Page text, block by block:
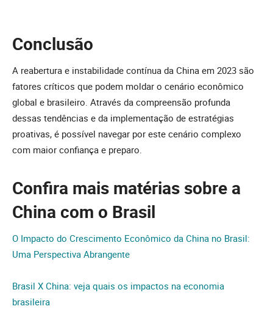
Conclusão
A reabertura e instabilidade contínua da China em 2023 são
fatores críticos que podem moldar o cenário econômico
global e brasileiro. Através da compreensão profunda
dessas tendências e da implementação de estratégias
proativas, é possível navegar por este cenário complexo
com maior confiança e preparo.
Confira mais matérias sobre a
China com o Brasil
O Impacto do Crescimento Econômico da China no Brasil:
Uma Perspectiva Abrangente
Brasil X China: veja quais os impactos na economia
brasileira